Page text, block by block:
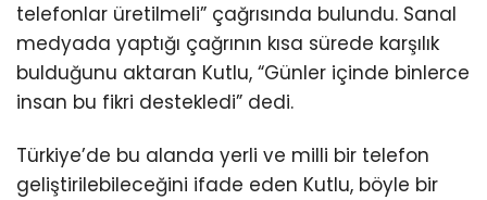
telefonlar üretilmeli” çağrısında bulundu. Sanal
medyada yaptığı çağrının kısa sürede karşılık
bulduğunu aktaran Kutlu, “Günler içinde binlerce
insan bu fikri destekledi” dedi.
Türkiye’de bu alanda yerli ve milli bir telefon
geliştirilebileceğini ifade eden Kutlu, böyle bir